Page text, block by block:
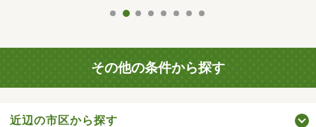
その他の条件から探す
近辺の市区から探す